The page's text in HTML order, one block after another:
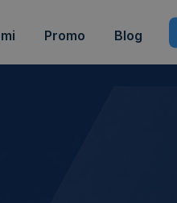
Promo Blog